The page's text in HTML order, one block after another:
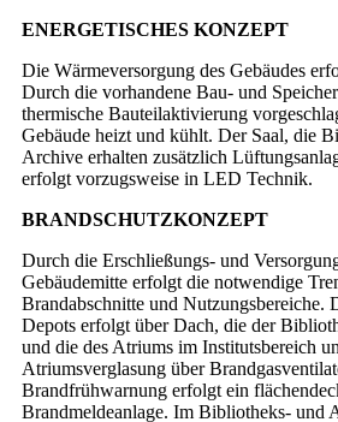
ENERGETISCHES KONZEPT
Die Wärmeversorgung des Gebäudes
Durch die vorhandene Bau- und
thermische Bauteilaktivierung
Gebäude heizt und kühlt. Der Saal, die
Archive erhalten zusätzlich
erfolgt vorzugsweise in LED Technik.
BRANDSCHUTZKONZEPT
Durch die Erschließungs- und
Gebäudemitte erfolgt die notwendige
Brandabschnitte und Nutzungsbereiche.
Depots erfolgt über Dach, die der
und die des Atriums im Institutsbereich
Atriumsverglasung über
Brandfrühwarnung erfolgt ein
Brandmeldeanlage. Im Bibliotheks- und